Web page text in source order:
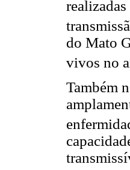
do Mato
vivos no
Também